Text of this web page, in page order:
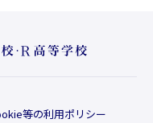
等の利用ポリシー